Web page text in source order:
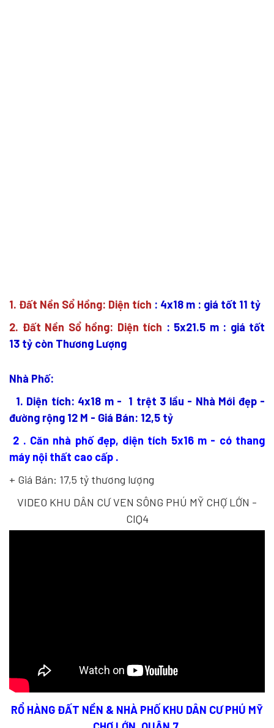
1. Đất Nền Sổ Hồng: Diện tích : 4x18 m : giá tốt 11 tỷ
2. Đất Nền Sổ hồng: Diện tích : 5x21.5 m : giá tốt
13 tỷ còn Thương Lượng
Nhà Phố:
1. Diện tích: 4x18 m - 1 trệt 3 lầu - Nhà Mới đẹp -
đường rộng 12 M - Giá Bán: 12,5 tỷ
2 . Căn nhà phố đẹp, diện tích 5x16 m - có thang
máy nội thất cao cấp .
+ Giá Bán: 17,5 tỷ thương lượng
VIDEO KHU DÂN CƯ VEN SÔNG PHÚ MỸ CHỢ LỚN -
CIQ4
RỔ HÀNG ĐẤT NỀN & NHÀ PHỐ KHU DÂN CƯ PHÚ MỸ